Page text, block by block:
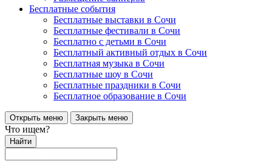
Бесплатные события
Бесплатные выставки в Сочи
Бесплатные фестивали в Сочи
Бесплатно с детьми в Сочи
Бесплатный активный отдых в Сочи
Бесплатная музыка в Сочи
Бесплатные шоу в Сочи
Бесплатные праздники в Сочи
Бесплатное образование в Сочи
Открыть меню Закрыть меню
Что ищем?
Найти